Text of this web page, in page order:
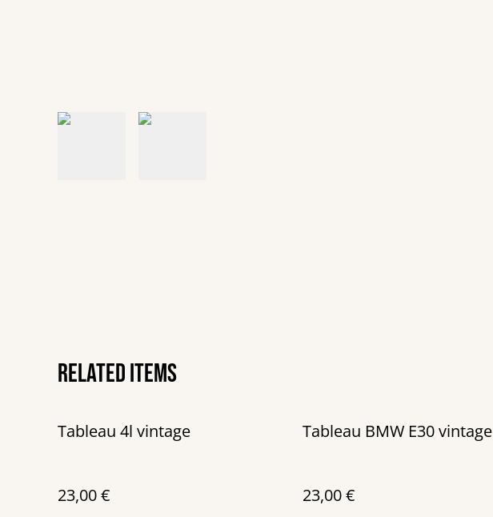
Related items
Tableau 4l vintage
23,00 €
Tableau BMW E30 vintage
23,00 €